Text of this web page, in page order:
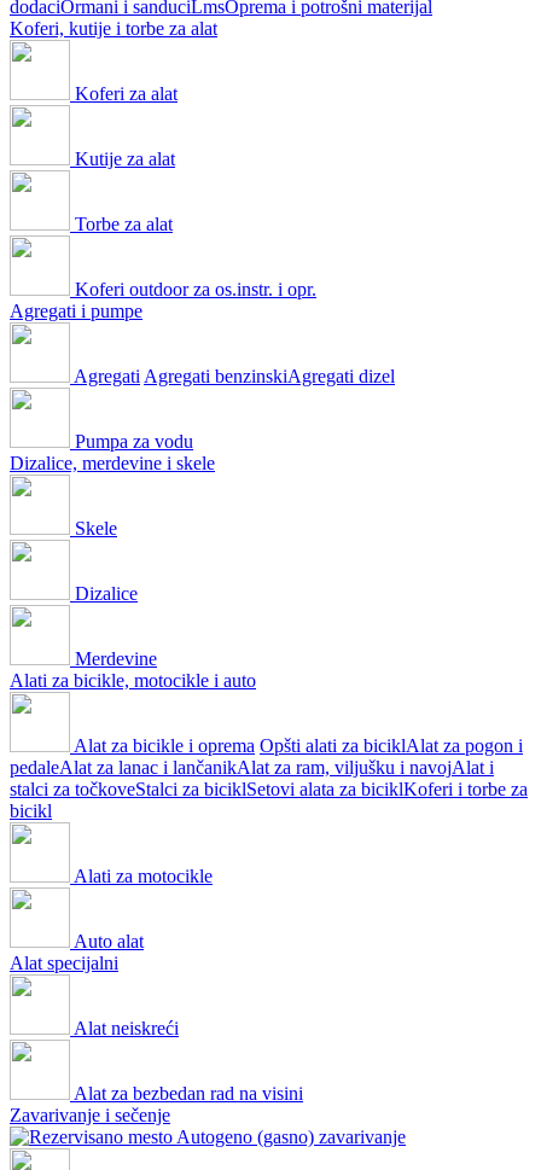
dodaciOrmani i sanduciLmsOprema i potrošni materijal
Koferi, kutije i torbe za alat
Koferi za alat
Kutije za alat
Torbe za alat
Koferi outdoor za os.instr. i opr.
Agregati i pumpe
Agregati Agregati benzinskiAgregati dizel
Pumpa za vodu
Dizalice, merdevine i skele
Skele
Dizalice
Merdevine
Alati za bicikle, motocikle i auto
Alat za bicikle i oprema Opšti alati za biciklAlat za pogon i
pedaleAlat za lanac i lančanikAlat za ram, viljušku i navojAlat i
stalci za točkoveStalci za biciklSetovi alata za biciklKoferi i torbe za
bicikl
Alati za motocikle
Auto alat
Alat specijalni
Alat neiskreći
Alat za bezbedan rad na visini
Zavarivanje i sečenje
Autogeno (gasno) zavarivanje